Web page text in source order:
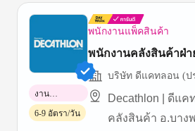
พนักงานแพ็คสินค้า
พนักงานคลังสินค้าฝ่า
บริษัท ดีแคทลอน (ป
Decathlon | ดีแ
คลังสินค้า อ.บาง
งาน
พาร์ทไทม์
6-9 อัตรา/วัน